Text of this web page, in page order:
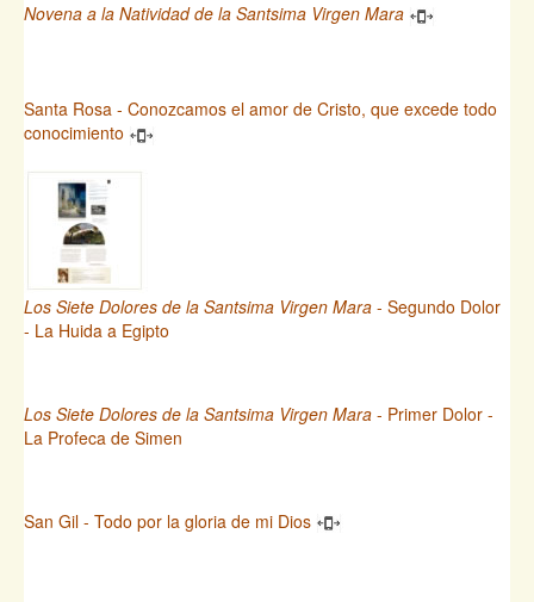
Novena a la Natividad de la Santsima Virgen Mara
Santa Rosa - Conozcamos el amor de Cristo, que excede todo
conocimiento
Los Siete Dolores de la Santsima Virgen Mara - Segundo Dolor
- La Huida a Egipto
Los Siete Dolores de la Santsima Virgen Mara - Primer Dolor -
La Profeca de Simen
San Gil - Todo por la gloria de mi Dios